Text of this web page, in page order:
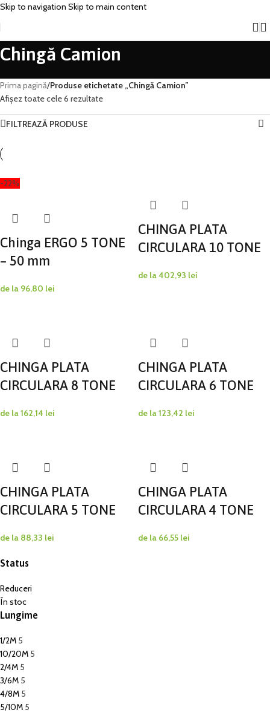
Skip to navigation Skip to main content
Chingă Camion
Status
Reduceri
În stoc
Lungime
1/2M 5
10/20M 5
2/4M 5
3/6M 5
4/8M 5
5/10M 5
Prima pagină/Produse etichetate „Chingă Camion”
Afișez toate cele 6 rezultate
FILTREAZĂ PRODUSE
-22%
Chinga ERGO 5 TONE
– 50 mm
de la 96,80 lei
CHINGA PLATA
CIRCULARA 10 TONE
de la402,93 lei
CHINGA PLATA
CIRCULARA 8 TONE
de la162,14 lei
CHINGA PLATA
CIRCULARA 6 TONE
de la123,42 lei
CHINGA PLATA
CIRCULARA 5 TONE
de la 88,33 lei
CHINGA PLATA
CIRCULARA 4 TONE
de la 66,55 lei